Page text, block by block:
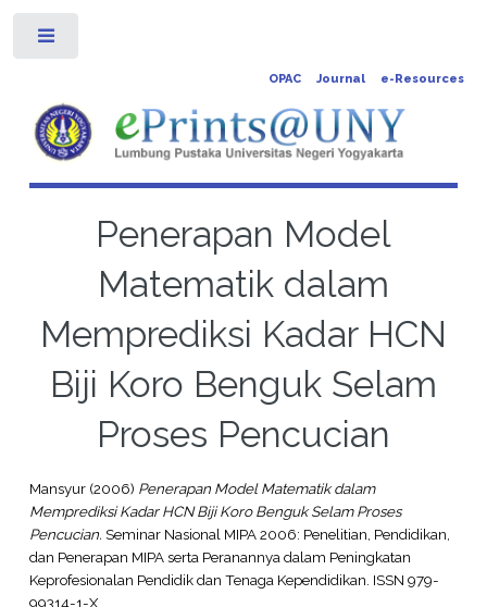
OPAC Journal e-Resources
Penerapan Model
Matematik dalam
Memprediksi Kadar HCN
Biji Koro Benguk Selam
Proses Pencucian
Mansyur(2006) Penerapan Model Matematik dalam
Memprediksi Kadar HCN Biji Koro Benguk Selam Proses
Pencucian. Seminar Nasional MIPA 2006: Penelitian, Pendidikan,
dan Penerapan MIPA serta Peranannya dalam Peningkatan
Keprofesionalan Pendidik dan Tenaga Kependidikan. ISSN 979-
99314-1-X